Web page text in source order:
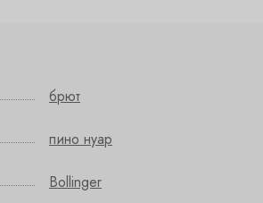
брют
пино нуар
Bollinger